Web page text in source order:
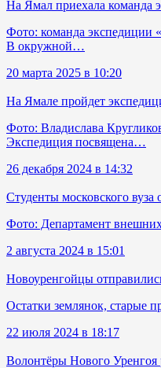
На Ямал приехала команда
Фото: команда экспедиции
В окружной…
20 марта 2025 в 10:20
На Ямале пройдет
Фото: Владислава
Экспедиция посвящена…
26 декабря 2024 в 14:32
Студенты московского
Фото: Департамент
2 августа 2024 в 15:01
Новоуренгойцы
Остатки землянок, старые
22 июля 2024 в 18:17
Волонтёры Нового Уренгоя